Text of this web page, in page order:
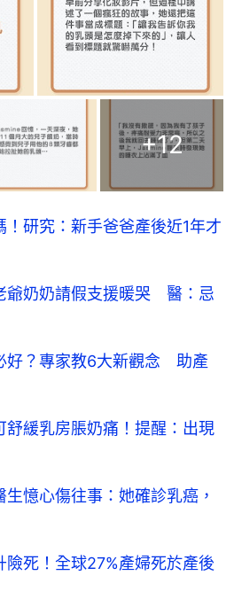
+12
研究：新手爸爸產後近1年才
爺奶奶請假支援暖哭 醫：忌
好？專家教6大新觀念 助產
舒緩乳房脹奶痛！提醒：出現
憶心傷往事：她確診乳癌，
死！全球27%產婦死於產後